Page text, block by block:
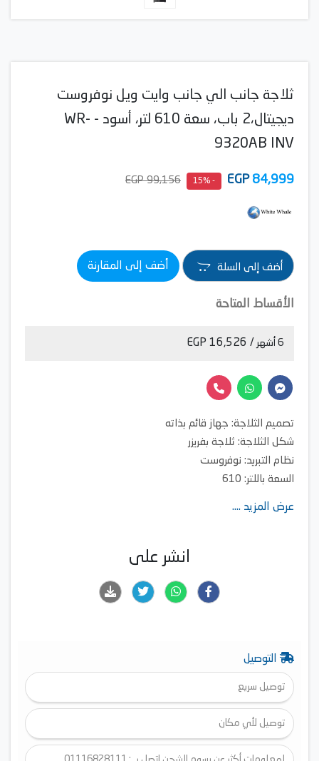
ثلاجة جانب الي جانب وايت ويل نوفروست
ديجيتال،2 باب، سعة 610 لتر، أسود - WR-
9320AB INV
84,999
EGP
- 15%
99,156 EGP
أضف إلى السلة أضف إلى المقارنة
الأقساط المتاحة
6 أشهر / 16,526 EGP
تصميم الثلاجة: جهاز قائم بذاته
شكل الثلاجة: ثلاجة بفريزر
نظام التبريد: نوفروست
السعة باللتر: 610
عرض المزيد ....
انشر على
التوصيل
توصيل سريع
توصيل لأي مكان